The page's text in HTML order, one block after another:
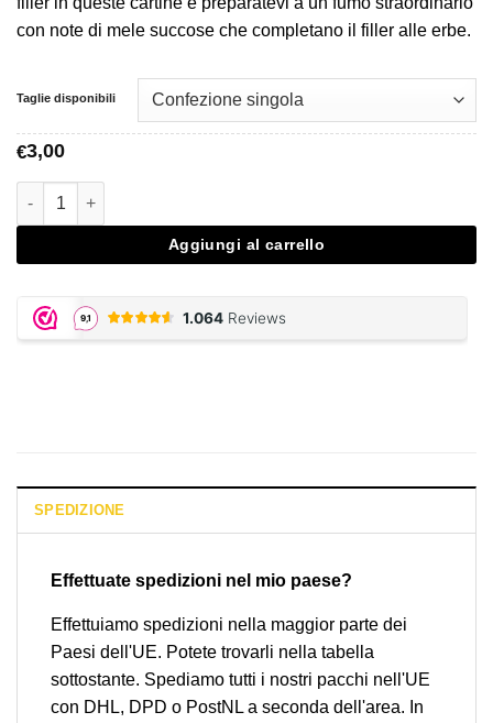
a
con note di mele succose che completano il filler alle erbe.
Taglie disponibili
€3,00
JUICY JAY, Green Apple Papers quantità
Aggiungi al carrello
SPEDIZIONE
Effettuate spedizioni nel mio paese?
Effettuiamo spedizioni nella maggior parte dei
Paesi dell'UE. Potete trovarli nella tabella
sottostante. Spediamo tutti i nostri pacchi nell'UE
con DHL, DPD o PostNL a seconda dell'area. In